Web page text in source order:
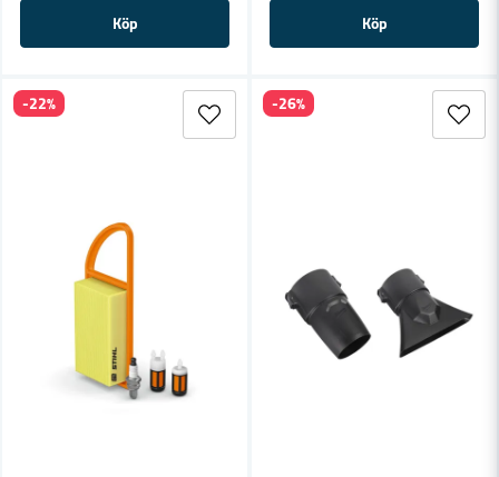
Köp Köp
-22% -26%